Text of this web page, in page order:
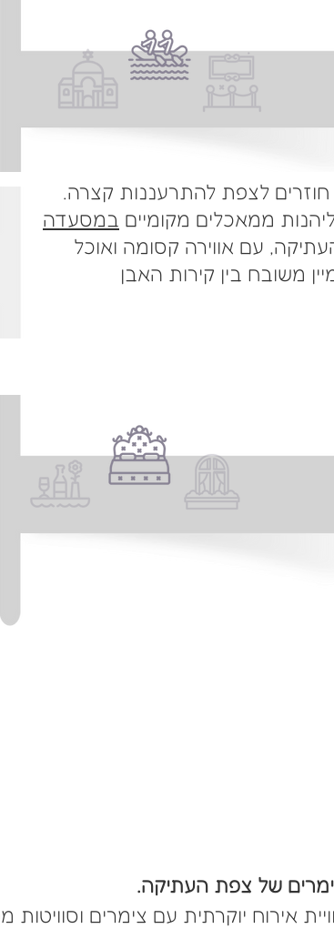
חוזרים לצפת להתרעננות קצרה.
ממאכלים מקומיים במסעדה
עם אווירה קסומה ואוכל
משובח בין קירות האבן
של צפת העתיקה.
אירוח יוקרתית עם צימרים